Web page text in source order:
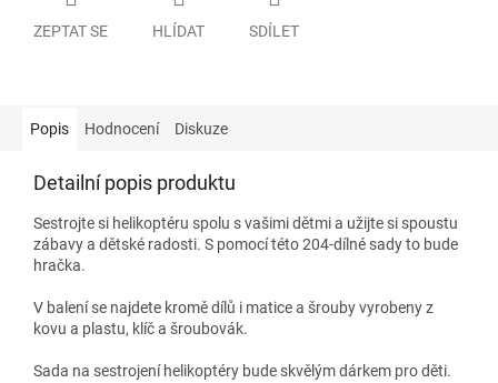
ZEPTAT SE HLÍDAT SDÍLET
Popis Hodnocení Diskuze
Detailní popis produktu
Sestrojte si helikoptéru spolu s vašimi dětmi a užijte si spoustu
zábavy a dětské radosti. S pomocí této 204-dílné sady to bude
hračka.
V balení se najdete kromě dílů i matice a šrouby vyrobeny z
kovu a plastu, klíč a šroubovák.
Sada na sestrojení helikoptéry bude skvělým dárkem pro děti.